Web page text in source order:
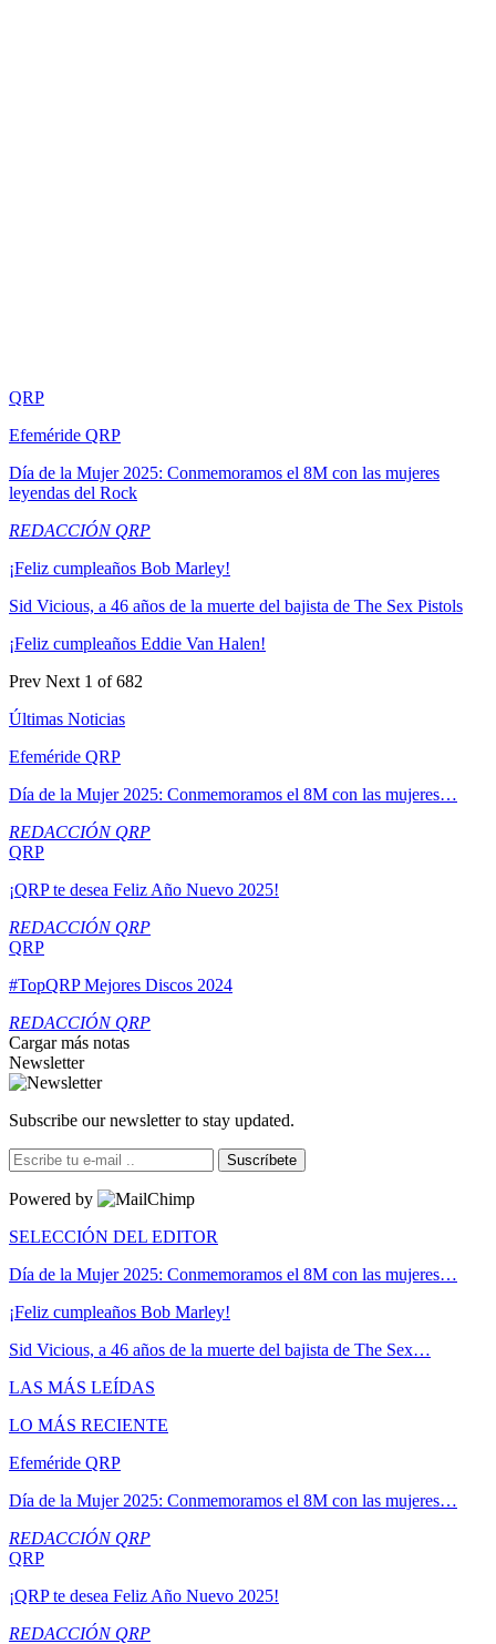
QRP
Efeméride QRP
Día de la Mujer 2025: Conmemoramos el 8M con las mujeres
leyendas del Rock
REDACCIÓN QRP
¡Feliz cumpleaños Bob Marley!
Sid Vicious, a 46 años de la muerte del bajista de The Sex Pistols
¡Feliz cumpleaños Eddie Van Halen!
Prev Next 1 of 682
Últimas Noticias
Efeméride QRP
Día de la Mujer 2025: Conmemoramos el 8M con las mujeres…
REDACCIÓN QRP
QRP
¡QRP te desea Feliz Año Nuevo 2025!
REDACCIÓN QRP
QRP
#TopQRP Mejores Discos 2024
REDACCIÓN QRP
Cargar más notas
Newsletter
Subscribe our newsletter to stay updated.
Suscríbete
Powered by
SELECCIÓN DEL EDITOR
Día de la Mujer 2025: Conmemoramos el 8M con las mujeres…
¡Feliz cumpleaños Bob Marley!
Sid Vicious, a 46 años de la muerte del bajista de The Sex…
LAS MÁS LEÍDAS
LO MÁS RECIENTE
Efeméride QRP
Día de la Mujer 2025: Conmemoramos el 8M con las mujeres…
REDACCIÓN QRP
QRP
¡QRP te desea Feliz Año Nuevo 2025!
REDACCIÓN QRP